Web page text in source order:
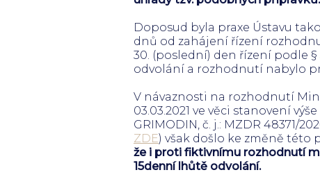
Doposud byla praxe Ústavu
dnů od zahájení řízení
30. (poslední) den řízení podle
odvolání a rozhodnutí nabylo
V návaznosti na rozhodnutí
03.03.2021 ve věci stanovení
GRIMODIN, č. j.: MZDR 48371/
ZDE) však došlo ke změně této
že i proti fiktivnímu rozhodnutí
15denní lhůtě odvolání.